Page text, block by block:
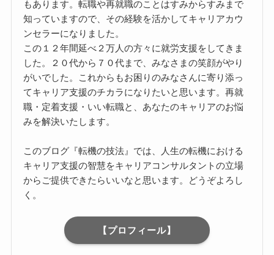
もあります。転職や再就職のことはすみからすみまで
知っていますので、その経験を活かしてキャリアカウ
ンセラーになりました。
この１２年間延べ２万人の方々に就労支援をしてきま
した。２０代から７０代まで、みなさまの笑顔がやり
がいでした。これからもお困りのみなさんに寄り添っ
てキャリア支援のチカラになりたいと思います。再就
職・定着支援・いい転職と、あなたのキャリアのお悩
みを解決いたします。
このブログ『転機の技法』では、人生の転機における
キャリア支援の智慧をキャリアコンサルタントの立場
からご提供できたらいいなと思います。どうぞよろし
く。
【プロフィール】